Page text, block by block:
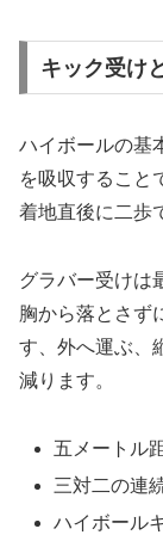
キック受け
ハイボールの基
を吸収すること
着地直後に二歩
グラバー受けは
胸から落とさず
す、外へ運ぶ、
減ります。
五メートル
三対二の連
ハイボール